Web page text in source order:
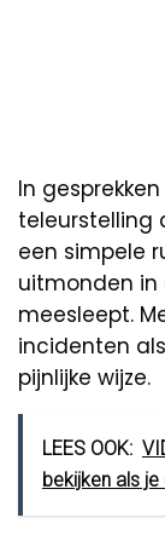
In
teleurstelling
een simpele
uitmonden
meesleept.
incidenten
pijnlijke wijze.
LEES OOK:
bekijken als